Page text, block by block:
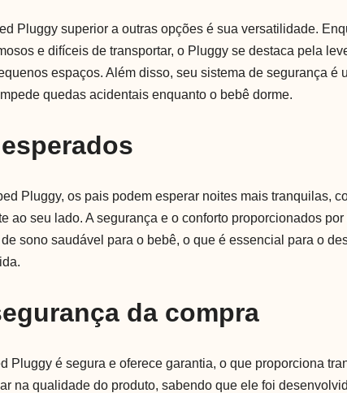
Pluggy superior a outras opções é sua versatilidade.
e difíceis de transportar, o Pluggy se destaca pela
espaços. Além disso, seu sistema de segurança é
quedas acidentais enquanto o bebê dorme.
Pluggy, os pais podem esperar noites mais tranquilas,
ao seu lado. A segurança e o conforto proporcionados
sono saudável para o bebê, o que é essencial para o
da compra
Pluggy é segura e oferece garantia, o que proporciona
na qualidade do produto, sabendo que ele foi